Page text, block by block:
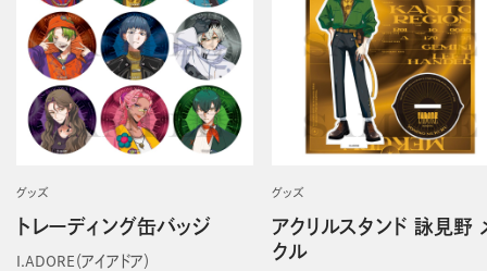
グッズ
トレーディング缶バッジ
I.ADORE（アイアドア）
グッズ
アクリルスタンド 詠見野
クル